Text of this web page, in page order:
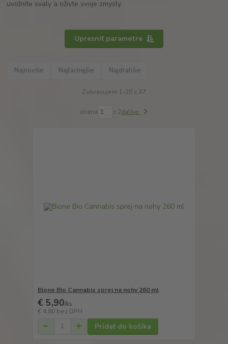
uvoľníte svaly a oživte svoje zmysly.
Upresniť parametre
Najnovšie Najlacnejšie Najdrahšie
Zobrazujem 1-20 z 37
strana z 2ďalšie
Bione Bio Cannabis sprej na nohy 260 ml
€ 5,90/ks
€ 4,80 bez DPH
Pridať do košíka